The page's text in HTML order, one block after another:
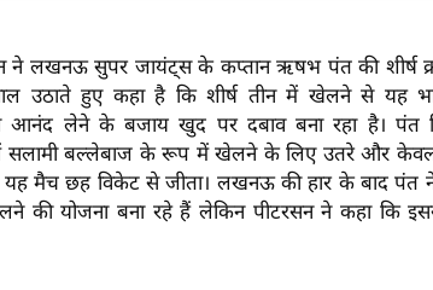
ने लखनऊ सुपर जायंट्स के कप्तान ऋषभ पंत की शीर्ष
उठाते हुए कहा है कि शीर्ष तीन में खेलने से यह
लेने के बजाय खुद पर दबाव बना रहा है। पंत
बल्लेबाज के रूप में खेलने के लिए उतरे और
यह मैच छह विकेट से जीता। लखनऊ की हार के बाद पंत
की योजना बना रहे हैं लेकिन पीटरसन ने कहा कि